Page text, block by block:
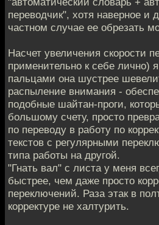
переводчик", хотя наверное и
частном случае ее обрезать
Насчет увеличения скорости
применительно к себе лично)
пальцами она шустрее
распыление внимания -
подобные шайтан-проги,
большому счету, просто
по переводу в работу по
текстов с регулярными
типа работы на другой.
"Гнать вал" с листа у меня
быстрее, чем даже просто
переключений. Раза этак в
корректуре не халтурить.